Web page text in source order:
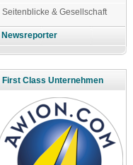
Seitenblicke & Gesellschaft
Newsreporter
First Class Unternehmen